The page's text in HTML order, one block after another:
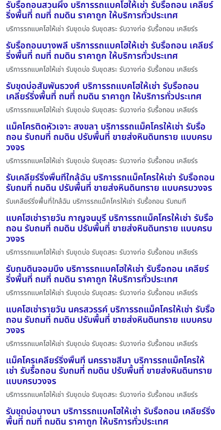
รับรื้อถอนสวนผึ้ง บริการรถแบคโฮให้เช่า รับรื้อถอน เคลียร์
ริ่งพื้นที่ ถมที่ ถมดิน ราคาถูก ให้บริการทั่วประเทศ
บริการรถแบคโฮให้เช่า รับขุดบ่อ รับขุดสระ รับวางท่อ รับรื้อถอน เคลียร์ร
รับรื้อถอนบางพลี บริการรถแบคโฮให้เช่า รับรื้อถอน เคลียร์
ริ่งพื้นที่ ถมที่ ถมดิน ราคาถูก ให้บริการทั่วประเทศ
บริการรถแบคโฮให้เช่า รับขุดบ่อ รับขุดสระ รับวางท่อ รับรื้อถอน เคลียร์ร
รับขุดบ่อสัมพันธวงศ์ บริการรถแบคโฮให้เช่า รับรื้อถอน
เคลียร์ริ่งพื้นที่ ถมที่ ถมดิน ราคาถูก ให้บริการทั่วประเทศ
บริการรถแบคโฮให้เช่า รับขุดบ่อ รับขุดสระ รับวางท่อ รับรื้อถอน เคลียร์ร
แม็คโครติดหัวเจาะ สงขลา บริการรถแม็คโครให้เช่า รับรื้อ
ถอน รับถมที่ ถมดิน ปรับพื้นที่ ขายส่งหินดินทราย แบบครบ
วงจร
บริการรถแบคโฮให้เช่า รับขุดบ่อ รับขุดสระ รับวางท่อ รับรื้อถอน เคลียร์ร
รับเคลียร์ริ่งพื้นที่ใกล้ฉัน บริการรถแม็คโครให้เช่า รับรื้อถอน
รับถมที่ ถมดิน ปรับพื้นที่ ขายส่งหินดินทราย แบบครบวงจร
รับเคลียร์ริ่งพื้นที่ใกล้ฉัน บริการรถแม็คโครให้เช่า รับรื้อถอน รับถมที
แบคโฮเช่ารายวัน กาญจนบุรี บริการรถแม็คโครให้เช่า รับรื้อ
ถอน รับถมที่ ถมดิน ปรับพื้นที่ ขายส่งหินดินทราย แบบครบ
วงจร
บริการรถแบคโฮให้เช่า รับขุดบ่อ รับขุดสระ รับวางท่อ รับรื้อถอน เคลียร์ร
รับถมดินจอมบึง บริการรถแบคโฮให้เช่า รับรื้อถอน เคลียร์
ริ่งพื้นที่ ถมที่ ถมดิน ราคาถูก ให้บริการทั่วประเทศ
บริการรถแบคโฮให้เช่า รับขุดบ่อ รับขุดสระ รับวางท่อ รับรื้อถอน เคลียร์ร
แบคโฮเช่ารายวัน นครสวรรค์ บริการรถแม็คโครให้เช่า รับรื้อ
ถอน รับถมที่ ถมดิน ปรับพื้นที่ ขายส่งหินดินทราย แบบครบ
วงจร
บริการรถแบคโฮให้เช่า รับขุดบ่อ รับขุดสระ รับวางท่อ รับรื้อถอน เคลียร์ร
แม็คโครเคลียร์ริ่งพื้นที่ นครราชสีมา บริการรถแม็คโครให้
เช่า รับรื้อถอน รับถมที่ ถมดิน ปรับพื้นที่ ขายส่งหินดินทราย
แบบครบวงจร
บริการรถแบคโฮให้เช่า รับขุดบ่อ รับขุดสระ รับวางท่อ รับรื้อถอน เคลียร์ร
รับขุดบ่อบางนา บริการรถแบคโฮให้เช่า รับรื้อถอน เคลียร์ริ่ง
พื้นที่ ถมที่ ถมดิน ราคาถูก ให้บริการทั่วประเทศ